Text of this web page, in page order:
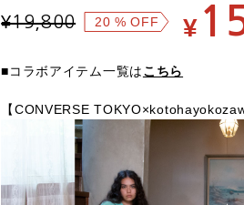
¥19,800 20 % OFF ¥
■コラボアイテム一覧はこちら
【CONVERSE